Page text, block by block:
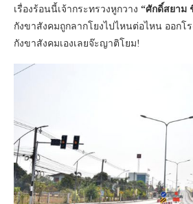
เรื่องร้อนนี้เจ้ากระทรวงหูกวาง “ศักดิ์สยาม
กังขาสังคมถูกลากโยงไปไหนต่อไหน ออกโ
กังขาสังคมเองเลยจ๊ะญาติโยม!